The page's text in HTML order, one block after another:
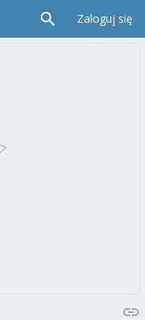
Zaloguj się